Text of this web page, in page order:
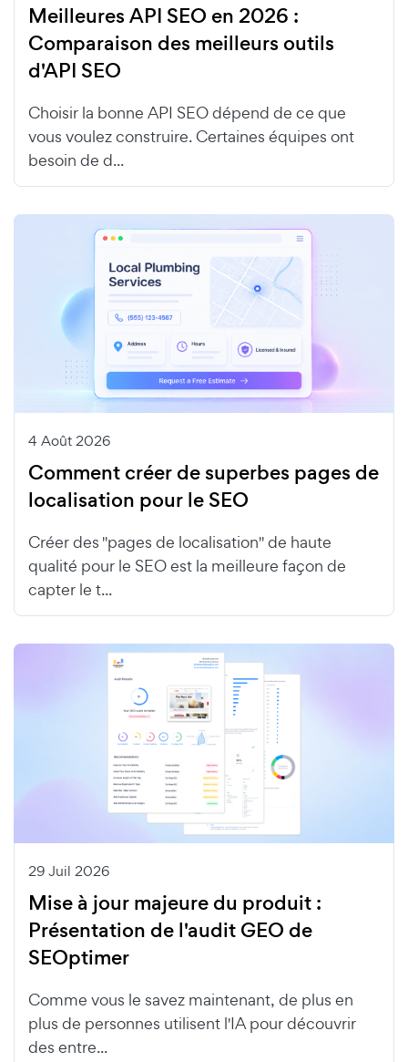
Meilleures API SEO en 2026 :
Comparaison des meilleurs outils
d'API SEO
Choisir la bonne API SEO dépend de ce que
vous voulez construire. Certaines équipes ont
besoin de d...
4 Août 2026
Comment créer de superbes pages de
localisation pour le SEO
Créer des "pages de localisation" de haute
qualité pour le SEO est la meilleure façon de
capter le t...
29 Juil 2026
Mise à jour majeure du produit :
Présentation de l'audit GEO de
SEOptimer
Comme vous le savez maintenant, de plus en
plus de personnes utilisent l'IA pour découvrir
des entre...